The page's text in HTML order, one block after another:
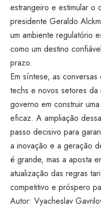
estrangeiro e estimular o
presidente Geraldo
um ambiente regulatório
como um destino
prazo.
Em síntese, as
techs e novos setores
governo em construir
eficaz. A ampliação
passo decisivo para
a inovação e a geração
é grande, mas a aposta
atualização das regras
competitivo e próspero
Autor: Vyacheslav